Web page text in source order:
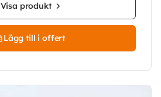
Visa produkt
Lägg till i offert